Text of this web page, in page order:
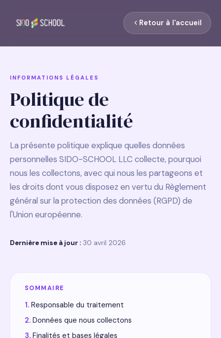
Retour à l'accueil
INFORMATIONS LÉGALES
Politique de
confidentialité
La présente politique explique quelles données
personnelles SIDO-SCHOOL LLC collecte, pourquoi
nous les collectons, avec qui nous les partageons et
les droits dont vous disposez en vertu du Règlement
général sur la protection des données (RGPD) de
l'Union européenne.
Dernière mise à jour : 30 avril 2026
SOMMAIRE
Responsable du traitement
Données que nous collectons
Finalités et bases légales